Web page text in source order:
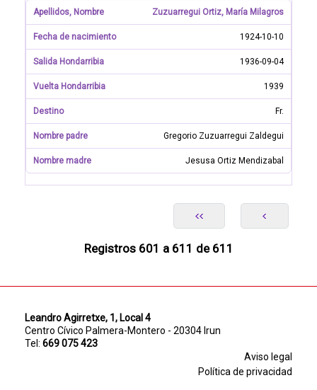
Zuzuarregui Ortiz, María Milagros
1924-10-10
1936-09-04
1939
Fr.
Gregorio Zuzuarregui Zaldegui
Jesusa Ortiz Mendizabal
Registros 601 a 611 de 611
Leandro Agirretxe, 1, Local 4
Centro Cívico Palmera-Montero - 20304 Irun
Tel: 669 075 423
Aviso legal
Política de privacidad